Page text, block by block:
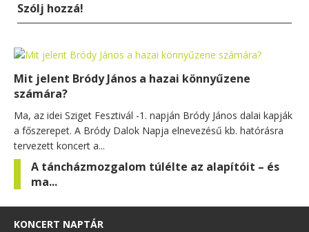
Szólj hozzá!
Mit jelent Bródy János a hazai könnyűzene
számára?
Ma, az idei Sziget Fesztivál -1. napján Bródy János dalai kapják
a főszerepet. A Bródy Dalok Napja elnevezésű kb. hatórásra
tervezett koncert a...
A táncházmozgalom túlélte az alapítóit – és
ma...
KONCERT NAPTÁR